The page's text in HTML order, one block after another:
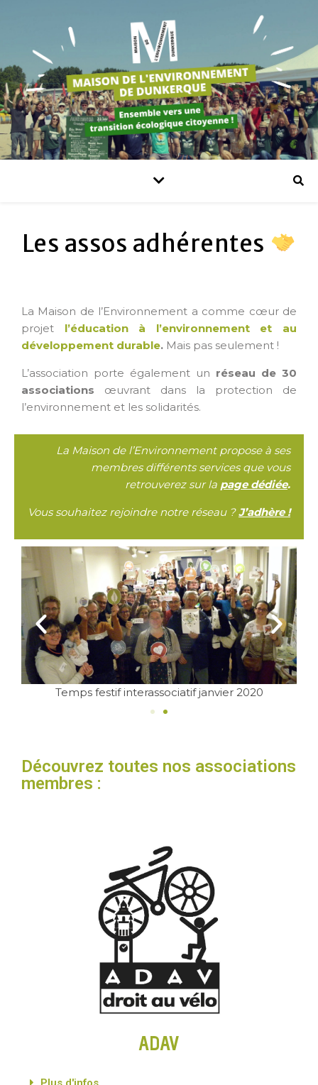
Les assos adhérentes
La Maison de l’Environnement a comme cœur de
projet l’éducation à l’environnement et au
développement durable. Mais pas seulement !
L’association porte également un réseau de 30
associations œuvrant dans la protection de
l’environnement et les solidarités.
La Maison de l’Environnementpropose à ses
membres différents services que vous
retrouverez sur la page dédiée.
Vous souhaitez rejoindre notre réseau ?J’adhère !
Temps festif interassociatif janvier 2020
Découvrez toutes nos associations
membres :
ADAV